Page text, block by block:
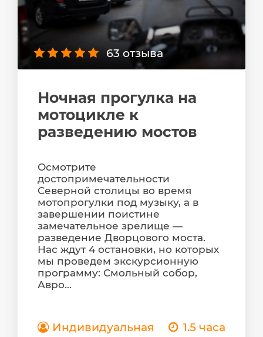
63 отзыва
Ночная прогулка на
мотоцикле к
разведению мостов
Осмотрите
достопримечательности
Северной столицы во время
мотопрогулки под музыку, а в
завершении поистине
замечательное зрелище —
разведение Дворцового моста.
Нас ждут 4 остановки, но которых
мы проведем экскурсионную
программу: Смольный собор,
Авро...
Индивидуальная 1.5 часа